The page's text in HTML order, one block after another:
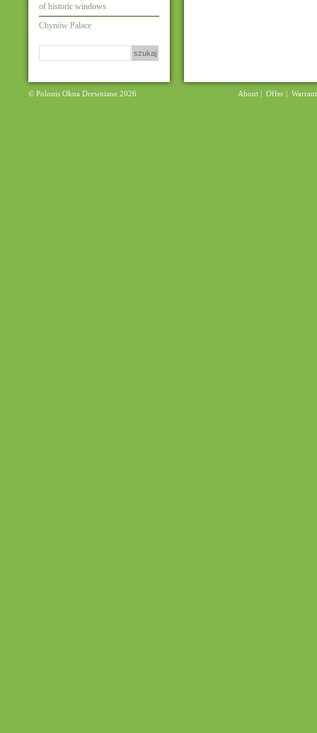
of historic windows
Chynów Palace
© Polonis Okna Drewniane 2026 About | Offer |